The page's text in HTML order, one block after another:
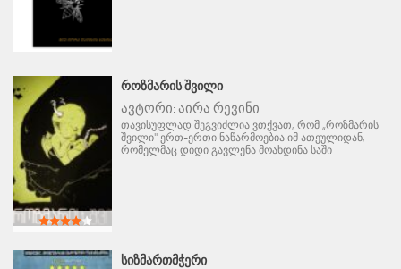
ᲠᲝᲖᲛᲐᲠᲘᲡ ᲨᲕᲘᲚᲘ
ავტორი: აირა რევინი
თავისუფლად შეგვიძლია ვთქვათ, რომ „როზმარის
შვილი" ერთ-ერთი ნაწარმოებია იმ ათეულიდან,
რომელმაც დიდი გავლენა მოახდინა საში
ᲡᲘᲖᲛᲐᲠᲗᲛᲭᲔᲠᲘ